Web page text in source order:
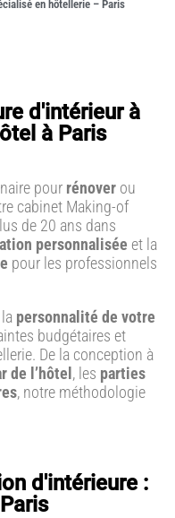
en hôtellerie – Paris
d'intérieur à
à Paris
pour rénover ou
cabinet Making-of
de 20 ans dans
personnalisée et la
pour les professionnels
personnalité de votre
budgétaires et
De la conception à
de l’hôtel , les parties
, notre méthodologie
d'intérieure :